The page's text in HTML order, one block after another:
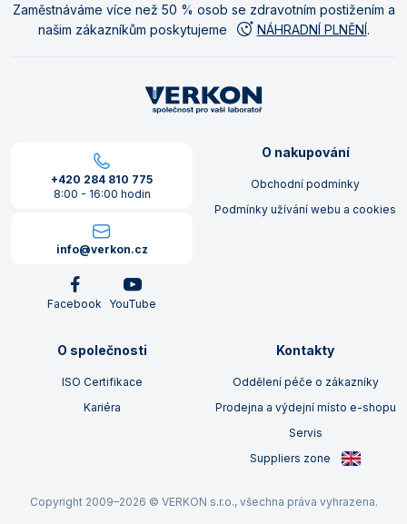
Zaměstnáváme více než 50 % osob se zdravotním postižením a
našim zákazníkům poskytujeme
NÁHRADNÍ PLNĚNÍ.
+420 284 810 775
8:00 - 16:00 hodin
info@verkon.cz
Facebook YouTube
O nakupování
Obchodní podmínky
Podmínky užívání webu a cookies
O společnosti
ISO Certifikace
Kariéra
Kontakty
Oddělení péče o zákazníky
Prodejna a výdejní místo e-shopu
Servis
Suppliers zone
Copyright 2009–2026 © VERKON s.r.o., všechna práva vyhrazena.